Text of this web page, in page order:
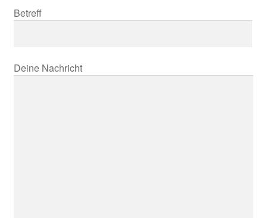
Betreff
Deine Nachricht